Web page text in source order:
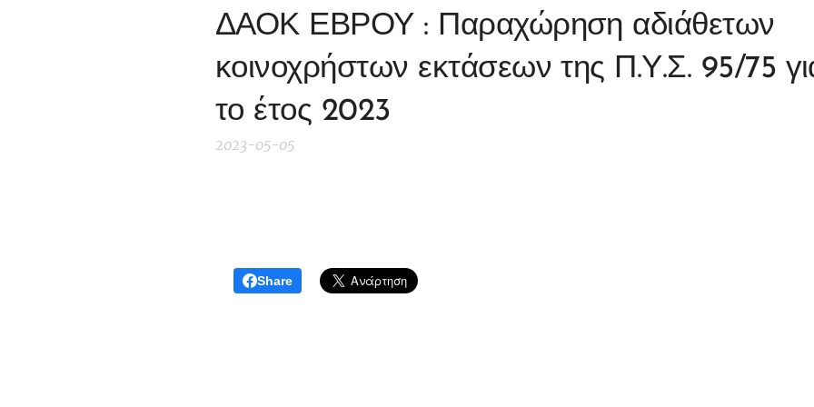
ΔΑΟΚ ΕΒΡΟΥ : Παραχώρηση αδιάθετων
κοινοχρήστων εκτάσεων της Π.Υ.Σ. 95/75
το έτος 2023
2023-05-05
Share